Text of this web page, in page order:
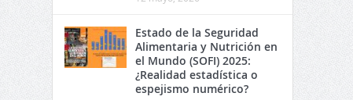
Estado de la Seguridad
Alimentaria y Nutrición en
el Mundo (SOFI) 2025:
¿Realidad estadística o
espejismo numérico?